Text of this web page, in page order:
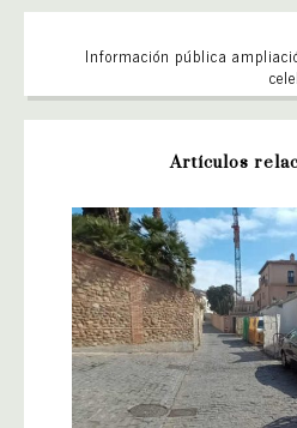
Información pública
Artículos